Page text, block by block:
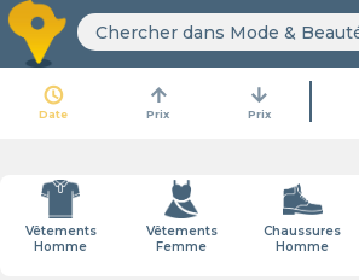
access_time
Date
arrow_upward
Prix
arrow_downward
Prix
Vêtements
Homme
Vêtements
Femme
Chaussures
Homme